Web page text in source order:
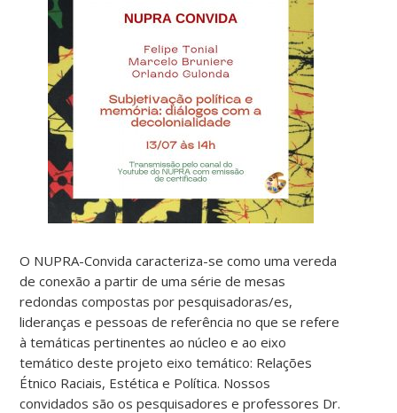
O NUPRA-Convida caracteriza-se como uma vereda
de conexão a partir de uma série de mesas
redondas compostas por pesquisadoras/es,
lideranças e pessoas de referência no que se refere
à temáticas pertinentes ao núcleo e ao eixo
temático deste projeto eixo temático: Relações
Étnico Raciais, Estética e Política. Nossos
convidados são os pesquisadores e professores Dr.